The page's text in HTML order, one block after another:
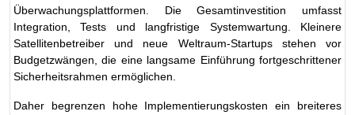
Überwachungsplattformen. Die Gesamtinvestition umfasst
Integration, Tests und langfristige Systemwartung. Kleinere
Satellitenbetreiber und neue Weltraum-Startups stehen vor
Budgetzwängen, die eine langsame Einführung fortgeschrittener
Sicherheitsrahmen ermöglichen.
Daher begrenzen hohe Implementierungskosten ein breiteres